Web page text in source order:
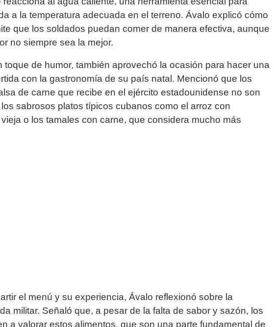
a la temperatura adecuada en el terreno. Ávalo explicó cómo
que los soldados puedan comer de manera efectiva, aunque
no siempre sea la mejor.
toque de humor, también aprovechó la ocasión para hacer una
con la gastronomía de su país natal. Mencionó que los
de carne que recibe en el ejército estadounidense no son
sabrosos platos típicos cubanos como el arroz con
o los tamales con carne, que considera mucho más
el menú y su experiencia, Ávalo reflexionó sobre la
militar. Señaló que, a pesar de la falta de sabor y sazón, los
a valorar estos alimentos, que son una parte fundamental de